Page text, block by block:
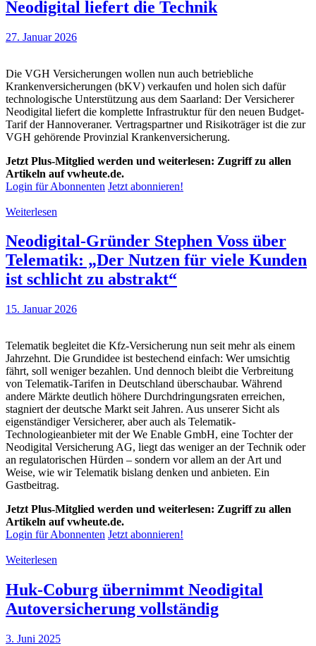
Neodigital liefert die Technik
27. Januar 2026
Die VGH Versicherungen wollen nun auch betriebliche
Krankenversicherungen (bKV) verkaufen und holen sich dafür
technologische Unterstützung aus dem Saarland: Der Versicherer
Neodigital liefert die komplette Infrastruktur für den neuen Budget-
Tarif der Hannoveraner. Vertragspartner und Risikoträger ist die zur
VGH gehörende Provinzial Krankenversicherung.
Jetzt Plus-Mitglied werden und weiterlesen: Zugriff zu allen
Artikeln auf vwheute.de.
Login für Abonnenten Jetzt abonnieren!
Weiterlesen
Neodigital-Gründer Stephen Voss über
Telematik: „Der Nutzen für viele Kunden
ist schlicht zu abstrakt“
15. Januar 2026
Telematik begleitet die Kfz-Versicherung nun seit mehr als einem
Jahrzehnt. Die Grundidee ist bestechend einfach: Wer umsichtig
fährt, soll weniger bezahlen. Und dennoch bleibt die Verbreitung
von Telematik-Tarifen in Deutschland überschaubar. Während
andere Märkte deutlich höhere Durchdringungsraten erreichen,
stagniert der deutsche Markt seit Jahren. Aus unserer Sicht als
eigenständiger Versicherer, aber auch als Telematik-
Technologieanbieter mit der We Enable GmbH, eine Tochter der
Neodigital Versicherung AG, liegt das weniger an der Technik oder
an regulatorischen Hürden – sondern vor allem an der Art und
Weise, wie wir Telematik bislang denken und anbieten. Ein
Gastbeitrag.
Jetzt Plus-Mitglied werden und weiterlesen: Zugriff zu allen
Artikeln auf vwheute.de.
Login für Abonnenten Jetzt abonnieren!
Weiterlesen
Huk-Coburg übernimmt Neodigital
Autoversicherung vollständig
3. Juni 2025